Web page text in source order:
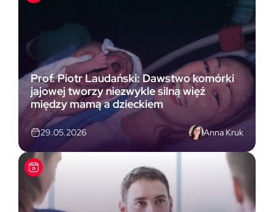
Prof. Piotr Laudański: Dawstwo komórki
jajowej tworzy niezwykle silną więź
między mamą a dzieckiem
29.05.2026 Anna Kruk